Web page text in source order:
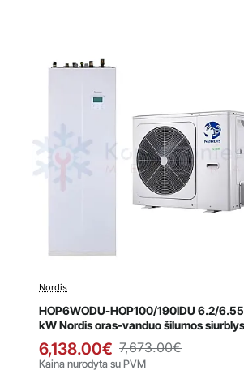
Išpardavimas
Nordis
HOP6WODU-HOP100/190IDU 6.2/6.55
kW Nordis oras-vanduo šilumos siurblys
6,138.00€ 7,673.00€
Kaina nurodyta su PVM